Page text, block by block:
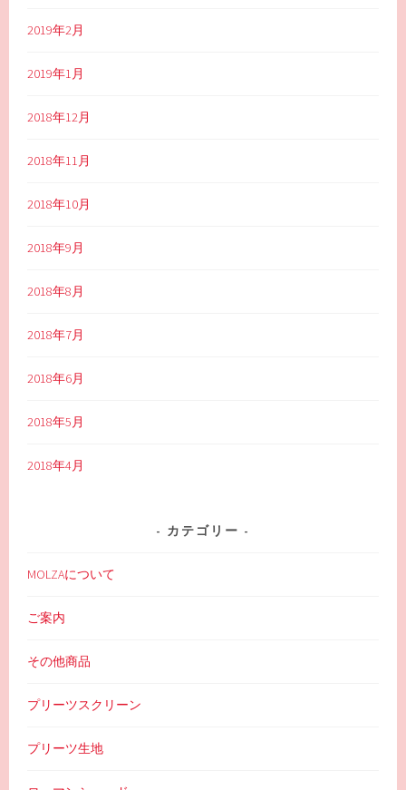
2019年2月
2019年1月
2018年12月
2018年11月
2018年10月
2018年9月
2018年8月
2018年7月
2018年6月
2018年5月
2018年4月
カテゴリー
MOLZAについて
ご案内
その他商品
プリーツスクリーン
プリーツ生地